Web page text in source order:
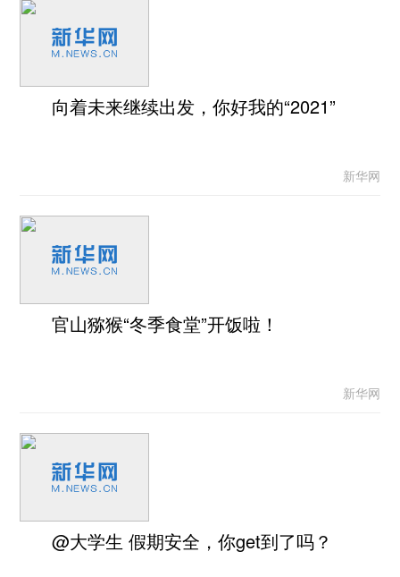
向着未来继续出发，你好我的“2021”
新华网
官山猕猴“冬季食堂”开饭啦！
新华网
@大学生 假期安全，你get到了吗？